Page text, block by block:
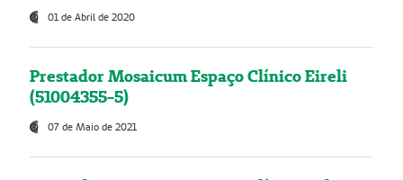
01 de Abril de 2020
Prestador Mosaicum Espaço Clínico Eireli
(51004355-5)
07 de Maio de 2021